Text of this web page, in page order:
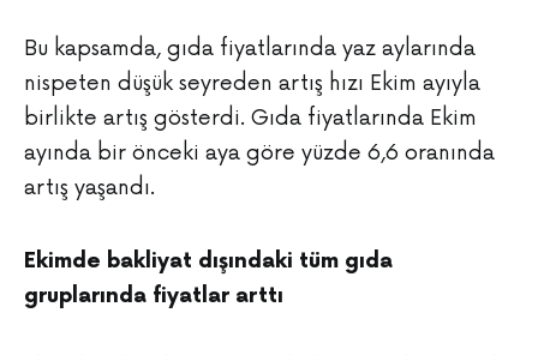
Bu kapsamda, gıda fiyatlarında yaz aylarında
nispeten düşük seyreden artış hızı Ekim ayıyla
birlikte artış gösterdi. Gıda fiyatlarında Ekim
ayında bir önceki aya göre yüzde 6,6 oranında
artış yaşandı.
Ekimde bakliyat dışındaki tüm gıda
gruplarında fiyatlar arttı